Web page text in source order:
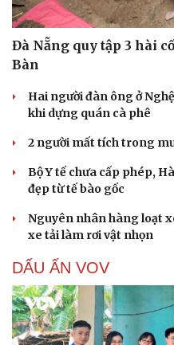
Đà Nẵng quy tập 3 hài
Bàn
Hai người đàn ông ở
khi dựng quán cà phê
2 người mất tích trong
Bộ Y tế chưa cấp phép,
đẹp từ tế bào gốc
Nguyên nhân hàng loạt
xe tải làm rơi vật nhọn
DẤU ẤN VOV